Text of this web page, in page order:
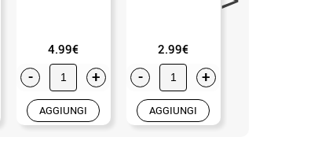
4.99€
- +
AGGIUNGI
2.99€
- +
AGGIUNGI